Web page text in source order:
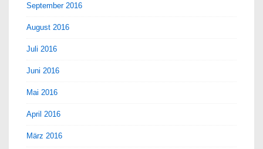
September 2016
August 2016
Juli 2016
Juni 2016
Mai 2016
April 2016
März 2016